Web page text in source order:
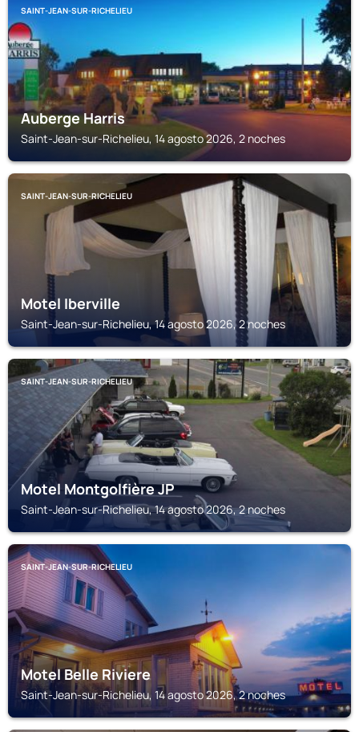
SAINT-JEAN-SUR-RICHELIEU
Auberge Harris
Saint-Jean-sur-Richelieu, 14 agosto 2026, 2 noches
SAINT-JEAN-SUR-RICHELIEU
Motel Iberville
Saint-Jean-sur-Richelieu, 14 agosto 2026, 2 noches
SAINT-JEAN-SUR-RICHELIEU
Motel Montgolfière JP
Saint-Jean-sur-Richelieu, 14 agosto 2026, 2 noches
SAINT-JEAN-SUR-RICHELIEU
Motel Belle Riviere
Saint-Jean-sur-Richelieu, 14 agosto 2026, 2 noches